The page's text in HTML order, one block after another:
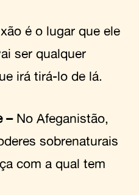
é o lugar que ele
ser qualquer
irá tirá-lo de lá.
–No Afeganistão,
sobrenaturais
com a qual tem